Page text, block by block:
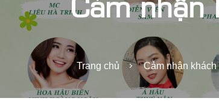
Trang chủ Cảm nhận khách